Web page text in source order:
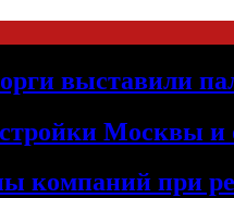
выставили
Москвы и
компаний при